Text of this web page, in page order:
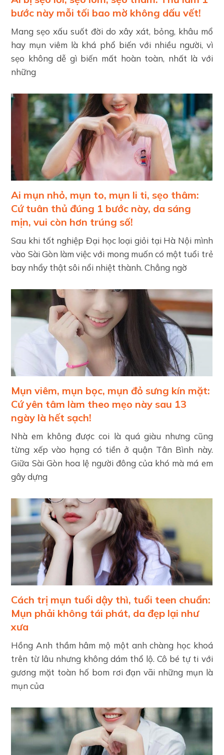
bước này mỗi tối bao mờ không dấu vết!
Mang sẹo xấu suốt đời do xây xát, bỏng, khâu mổ
hay mụn viêm là khá phổ biến với nhiều người, vì
sẹo không dễ gì biến mất hoàn toàn, nhất là với
những
Ai mụn nhỏ, mụn to, mụn li ti, sẹo thâm:
Cứ tuân thủ đúng 1 bước này, da sáng
mịn, vui còn hơn trúng số!
Sau khi tốt nghiệp Đại học loại giỏi tại Hà Nội mình
vào Sài Gòn làm việc với mong muốn có một tuổi trẻ
bay nhẩy thật sôi nổi nhiệt thành. Chẳng ngờ
Mụn viêm, mụn bọc, mụn đỏ sưng kín mặt:
Cứ yên tâm làm theo mẹo này sau 13
ngày là hết sạch!
Nhà em không được coi là quá giàu nhưng cũng
từng xếp vào hạng có tiền ở quận Tân Bình này.
Giữa Sài Gòn hoa lệ người đông của khó mà má em
gây dựng
Cách trị mụn tuổi dậy thì, tuổi teen chuẩn:
Mụn phải không tái phát, da đẹp lại như
xưa
Hồng Anh thầm hâm mộ một anh chàng học khoá
trên từ lâu nhưng không dám thổ lộ. Cô bé tự ti với
gương mặt toàn hố bom rơi đạn vãi những mụn là
mụn của